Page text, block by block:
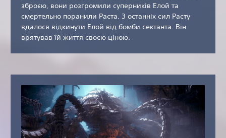
зброєю, вони розгромили суперників Елой та
смертельно поранили Раста. З останніх сил Расту
вдалося відкинути Елой від бомби сектанта. Він
врятував їй життя своєю ціною.